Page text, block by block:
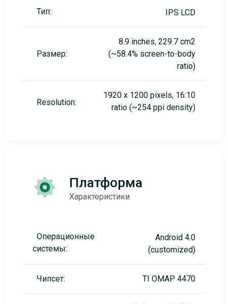
Тип: IPS LCD
Размер:
8.9 inches, 229.7 cm2
(~58.4% screen-to-body
ratio)
Resolution:
1920 x 1200 pixels, 16:10
ratio (~254 ppi density)
Платформа
Характеристики
Операционные
системы:
Android 4.0
(customized)
Чипсет: TI OMAP 4470